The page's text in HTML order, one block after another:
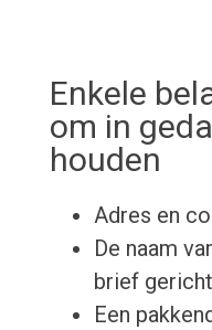
Enkele
om in
houden
Adres en
De naam
brief
Een